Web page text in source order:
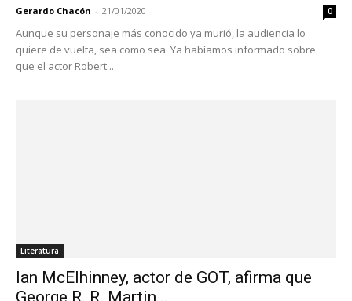
Gerardo Chacón - 21/01/2020 0
Aunque su personaje más conocido ya murió, la audiencia lo
quiere de vuelta, sea como sea. Ya habíamos informado sobre
que el actor Robert...
Literatura
Ian McElhinney, actor de GOT, afirma que